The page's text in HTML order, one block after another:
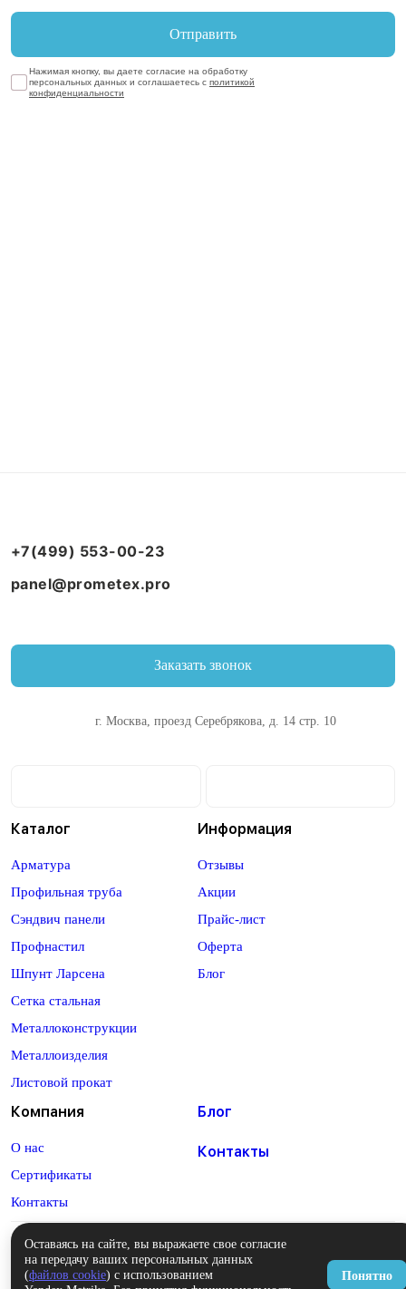
Нажимая кнопку, вы даете согласие на обработку
персональных данных и соглашаетесь с политикой
конфиденциальности
+7(499) 553-00-23
panel@prometex.pro
Заказать звонок
г. Москва, проезд Серебрякова, д. 14 стр. 10
Каталог
Арматура
Профильная труба
Сэндвич панели
Профнастил
Шпунт Ларсена
Сетка стальная
Металлоконструкции
Металлоизделия
Листовой прокат
Информация
Отзывы
Акции
Прайс-лист
Оферта
Блог
Компания
О нас
Сертификаты
Контакты
Блог
Контакты
Политика конфиденциальности
Оставаясь на сайте, вы выражаете свое согласие
на передачу ваших персональных данных
(файлов cookie) с использованием
Понятно